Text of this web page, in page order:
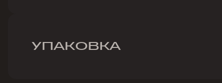
УПАКОВКА